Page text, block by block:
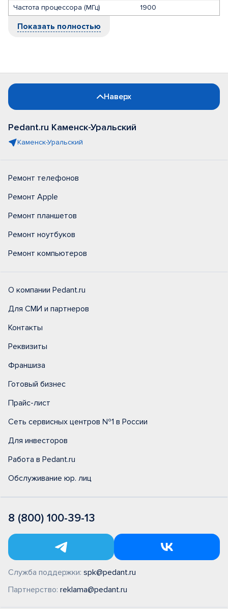
Частота процессора (МГц)
1900
Показать полностью
Наверх
Pedant.ru Каменск-Уральский
Каменск-Уральский
Ремонт телефонов
Ремонт Apple
Ремонт планшетов
Ремонт ноутбуков
Ремонт компьютеров
О компании Pedant.ru
Для СМИ и партнеров
Контакты
Реквизиты
Франшиза
Готовый бизнес
Прайс-лист
Сеть сервисных центров №1 в России
Для инвесторов
Работа в Pedant.ru
Обслуживание юр. лиц
8 (800) 100-39-13
Служба поддержки: spk@pedant.ru
Партнерство: reklama@pedant.ru